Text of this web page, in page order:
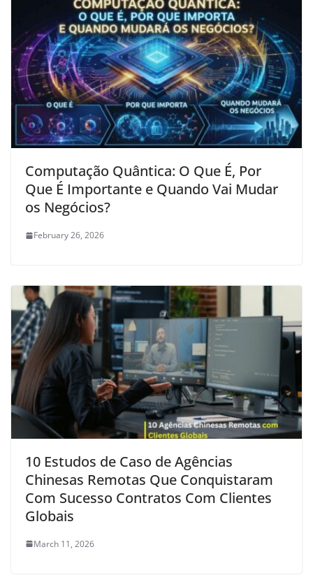
Computação Quântica: O Que É, Por
Que É Importante e Quando Vai Mudar
os Negócios?
February 26, 2026
10 Estudos de Caso de Agências
Chinesas Remotas Que Conquistaram
Com Sucesso Contratos Com Clientes
Globais
March 11, 2026